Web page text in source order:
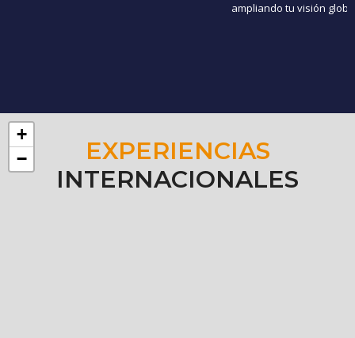
ampliando tu visión
EXPERIENCIAS
INTERNACIONALES
+
−